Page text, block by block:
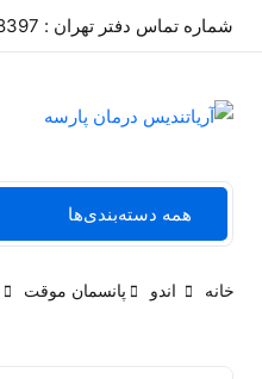
شماره تماس دفتر تهران : 02128428397
همه دسته‌بندی‌ها
خانه اندو پانسمان موقت